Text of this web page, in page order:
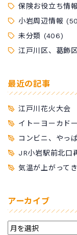
保険お役立ち情報
小岩周辺情報
未分類 (406)
江戸川区、葛飾
最近の記事
江戸川花火大会
イトーヨーカド
コンビニ、やっ
JR小岩駅前北口
気温が上がって
アーカイブ